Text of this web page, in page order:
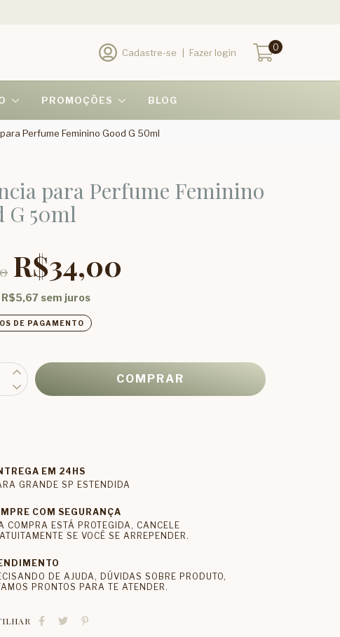
Cadastre-se Fazer login 0
PROMOÇÕES BLOG
Perfume Feminino Good G 50ml
para Perfume Feminino
G 50ml
R$34,00
R$5,67sem juros
DE PAGAMENTO
EM 24HS
GRANDE SP ESTENDIDA
COM SEGURANÇA
COMPRA ESTÁ PROTEGIDA, CANCELE
SE VOCÊ SE ARREPENDER.
DE AJUDA, DÚVIDAS SOBRE PRODUTO,
PRONTOS PARA TE ATENDER.